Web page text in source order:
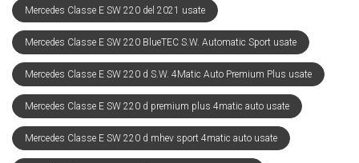
Mercedes Classe E SW 220 del 2021 usate
Mercedes Classe E SW 220 BlueTEC S.W. Automatic Sport usate
Mercedes Classe E SW 220 d S.W. 4Matic Auto Premium Plus usate
Mercedes Classe E SW 220 d premium plus 4matic auto usate
Mercedes Classe E SW 220 d mhev sport 4matic auto usate